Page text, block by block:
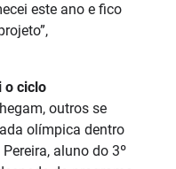
este ano e fico
o ciclo
outros se
olímpica dentro
aluno do 3º